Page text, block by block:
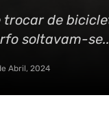
trocar de
soltavam-
Abril, 2024